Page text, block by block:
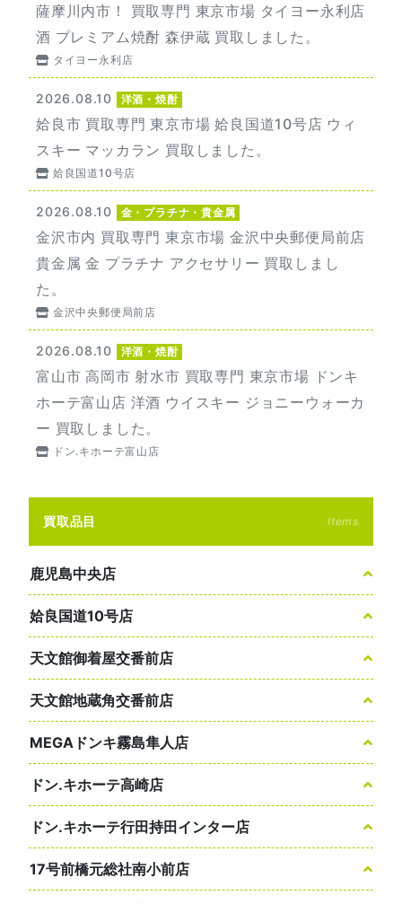
薩摩川内市！ 買取専門 東京市場 タイヨー永利店
酒 プレミアム焼酎 森伊蔵 買取しました。
タイヨー永利店
2026.08.10 洋酒・焼酎
姶良市 買取専門 東京市場 姶良国道10号店 ウィ
スキー マッカラン 買取しました。
姶良国道10号店
2026.08.10 金・プラチナ・貴金属
金沢市内 買取専門 東京市場 金沢中央郵便局前店
貴金属 金 プラチナ アクセサリー 買取しまし
た。
金沢中央郵便局前店
2026.08.10 洋酒・焼酎
富山市 高岡市 射水市 買取専門 東京市場 ドンキ
ホーテ富山店 洋酒 ウイスキー ジョニーウォーカ
ー 買取しました。
ドン.キホーテ富山店
買取品目 Items
鹿児島中央店
姶良国道10号店
天文館御着屋交番前店
天文館地蔵角交番前店
MEGAドンキ霧島隼人店
ドン.キホーテ高崎店
ドン.キホーテ行田持田インター店
17号前橋元総社南小前店